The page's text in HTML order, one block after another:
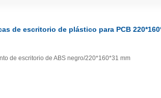
de escritorio de plástico para PCB
de escritorio de ABS negro/220*160*31 mm